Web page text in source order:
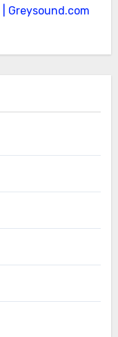
| Greysound.com